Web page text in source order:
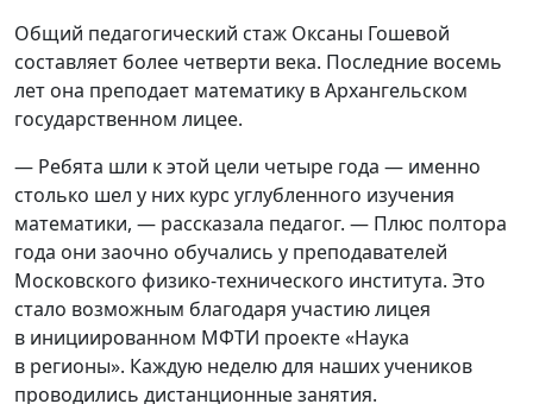
Общий педагогический стаж Оксаны Гошевой
составляет более четверти века. Последние восемь
лет она преподает математику в Архангельском
государственном лицее.
— Ребята шли к этой цели четыре года — именно
столько шел у них курс углубленного изучения
математики, — рассказала педагог. — Плюс полтора
года они заочно обучались у преподавателей
Московского физико-технического института. Это
стало возможным благодаря участию лицея
в инициированном МФТИ проекте «Наука
в регионы». Каждую неделю для наших учеников
проводились дистанционные занятия.